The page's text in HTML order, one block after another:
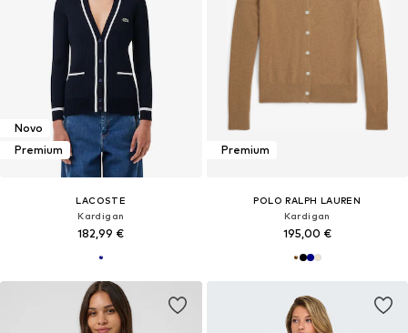
Novo
Premium
LACOSTE
Kardigan
182,99 €
Premium
POLO RALPH LAUREN
Kardigan
195,00 €